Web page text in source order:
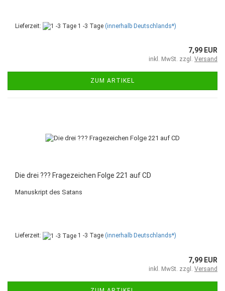
Lieferzeit: 1 -3 Tage (innerhalb Deutschlands*)
7,99 EUR
inkl. MwSt. zzgl. Versand
ZUM ARTIKEL
Die drei ??? Fragezeichen Folge 221 auf CD
Manuskript des Satans
Lieferzeit: 1 -3 Tage (innerhalb Deutschlands*)
7,99 EUR
inkl. MwSt. zzgl. Versand